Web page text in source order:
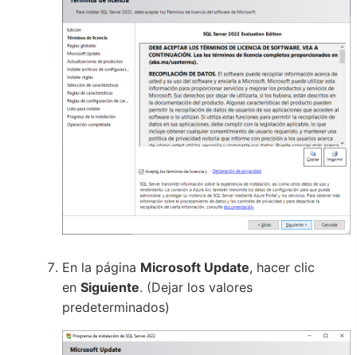
En la página Microsoft Update, hacer clic
en Siguiente. (Dejar los valores
predeterminados)